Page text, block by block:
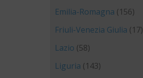
Emilia-Romagna (156)
Friuli-Venezia Giulia (17)
Lazio (58)
Liguria (143)